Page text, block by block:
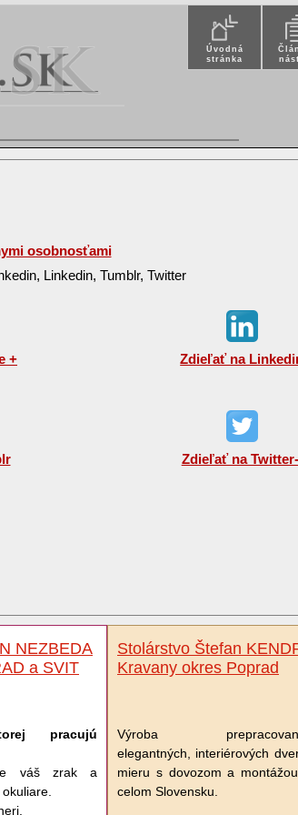
Úvodná
stránka
osobnosťami
Linkedin, Tumblr, Twitter
+ Zdieľať na
Zdieľať na
NEZBEDA
a SVIT
pracujú
váš zrak a
Stolárstvo Štefan
Kravany okres Poprad
Výroba
elegantných, interiérových
mieru s dovozom a
celom Slovensku.